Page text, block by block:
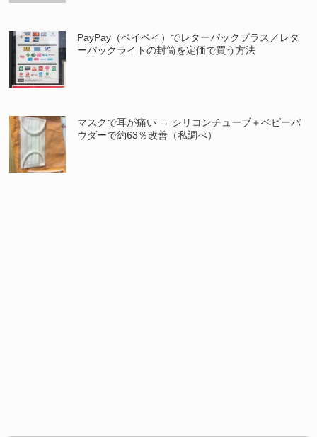
PayPay（ペイペイ）でレターパックプラス／レタ
ーパックライトの封筒を定価で買う方法
マスクで耳が痛い → シリコンチューブ＋ベビーパ
ウダーで約63％改善（私調べ）